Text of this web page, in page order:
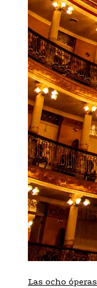
Las ocho óperas